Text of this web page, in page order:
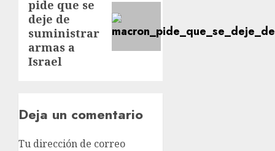
pide que se
deje de
suministrar
armas a
Israel
Deja un comentario
Tu dirección de correo